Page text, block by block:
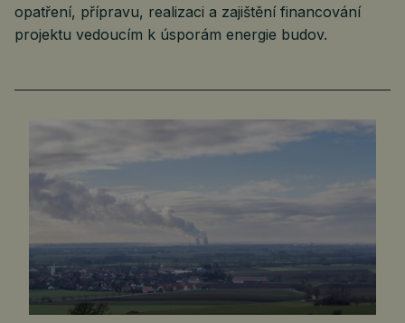
opatření, přípravu, realizaci a zajištění financování
projektu vedoucím k úsporám energie budov.